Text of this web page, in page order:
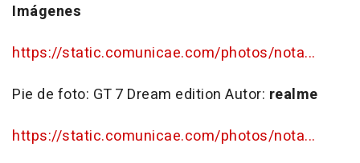
Imágenes
https://static.comunicae.com/photos/nota...
Pie de foto: GT 7 Dream edition Autor: realme
https://static.comunicae.com/photos/nota...